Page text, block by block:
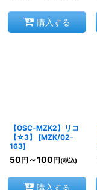
購入する
【OSC-MZK2】リコ
【☆3】
[MZK/02-
163]
50 円 ～100 円 (税込)
購入する